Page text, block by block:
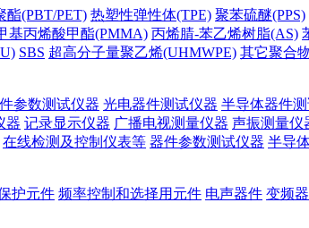
酯(PBT/PET) 热塑性弹性体(TPE) 聚苯硫醚(PPS)
基丙烯酸甲酯(PMMA) 丙烯腈-苯乙烯树脂(AS)
SBS 超高分子量聚乙烯(UHMWPE) 其它聚合
参数测试仪器 光电器件测试仪器 半导体器件
器 记录显示仪器 广播电视测量仪器 声振测量仪
在线检测及控制仪表等 器件参数测试仪器 半导
护元件 频率控制和选择用元件 电声器件 变频器